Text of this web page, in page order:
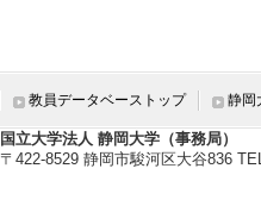
教員データベーストップ 静岡
国立大学法人 静岡大学（事務局）
〒422-8529 静岡市駿河区大谷836